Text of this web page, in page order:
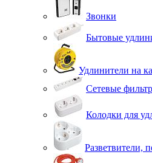
Звонки
Бытовые
Удлинители на
Сетевые
Колодки для
Разветвители,